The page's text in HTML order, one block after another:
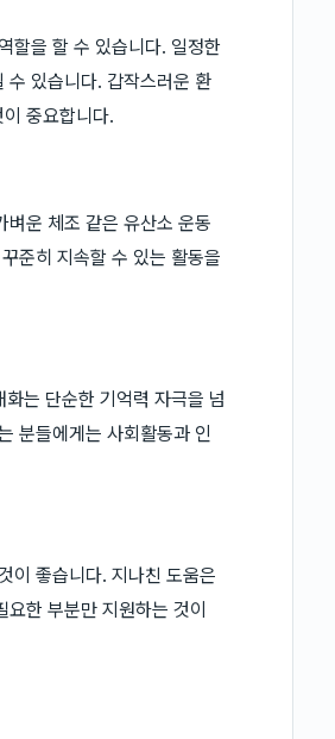
할을 할 수 있습니다. 일정한
수 있습니다. 갑작스러운 환
중요합니다.
벼운 체조 같은 유산소 운동
준히 지속할 수 있는 활동을
는 단순한 기억력 자극을 넘
분들에게는 사회활동과 인
이 좋습니다. 지나친 도움은
한 부분만 지원하는 것이